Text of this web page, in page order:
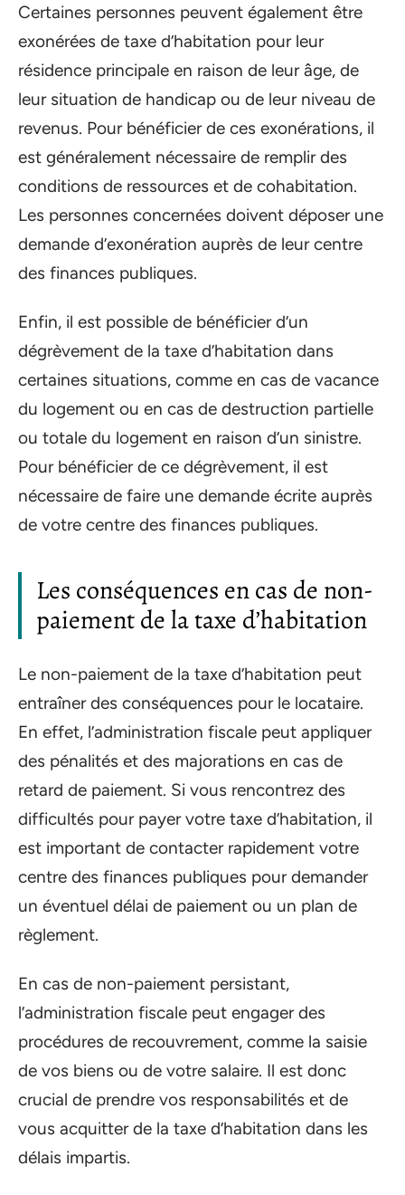
Certaines personnes peuvent également être
exonérées de taxe d’habitation pour leur
résidence principale en raison de leur âge, de
leur situation de handicap ou de leur niveau de
revenus. Pour bénéficier de ces exonérations, il
est généralement nécessaire de remplir des
conditions de ressources et de cohabitation.
Les personnes concernées doivent déposer une
demande d’exonération auprès de leur centre
des finances publiques.
Enfin, il est possible de bénéficier d’un
dégrèvement de la taxe d’habitation dans
certaines situations, comme en cas de vacance
du logement ou en cas de destruction partielle
ou totale du logement en raison d’un sinistre.
Pour bénéficier de ce dégrèvement, il est
nécessaire de faire une demande écrite auprès
de votre centre des finances publiques.
Les conséquences en cas de non-
paiement de la taxe d’habitation
Le non-paiement de la taxe d’habitation peut
entraîner des conséquences pour le locataire.
En effet, l’administration fiscale peut appliquer
des pénalités et des majorations en cas de
retard de paiement. Si vous rencontrez des
difficultés pour payer votre taxe d’habitation, il
est important de contacter rapidement votre
centre des finances publiques pour demander
un éventuel délai de paiement ou un plan de
règlement.
En cas de non-paiement persistant,
l’administration fiscale peut engager des
procédures de recouvrement, comme la saisie
de vos biens ou de votre salaire. Il est donc
crucial de prendre vos responsabilités et de
vous acquitter de la taxe d’habitation dans les
délais impartis.